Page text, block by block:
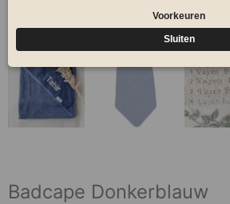
Badcape Donkerblauw